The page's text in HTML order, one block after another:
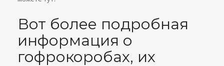
Вот более подробная
информация о
гофрокоробах, их